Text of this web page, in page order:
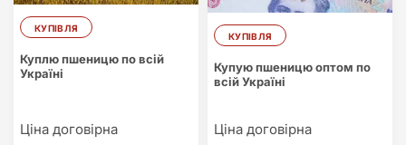
КУПІВЛЯ
Куплю пшеницю по всій
Україні
Ціна договірна
КУПІВЛЯ
Купую пшеницю оптом по
всій Україні
Ціна договірна